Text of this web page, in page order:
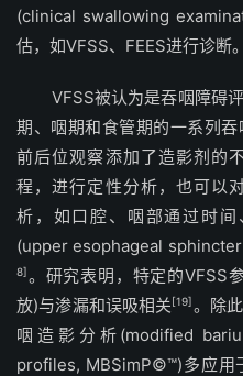
(clinical swallowing
估，如VFSS、FEES进行诊断。
VFSS被认为是吞咽障碍
期、咽期和食管期的一系列吞
前后位观察添加了造影剂的
程，进行定性分析，也可以
析，如口腔、咽部通过时
(upper esophageal
8]。研究表明，特定的VFSS
放)与渗漏和误吸相关[19]。除
咽造影分析(modified
profiles, MBSimP©™)多应用